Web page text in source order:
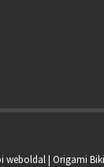
weboldal | Origami